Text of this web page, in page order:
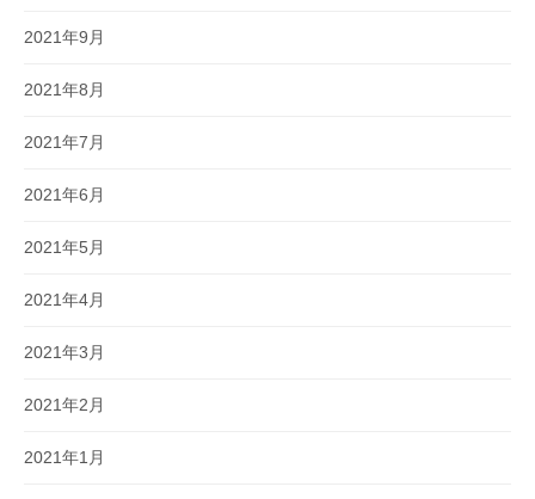
2021年9月
2021年8月
2021年7月
2021年6月
2021年5月
2021年4月
2021年3月
2021年2月
2021年1月